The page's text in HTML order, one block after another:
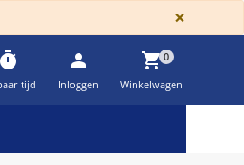
×
timer
tijd
person
Inloggen
shopping_cart0
Winkelwagen